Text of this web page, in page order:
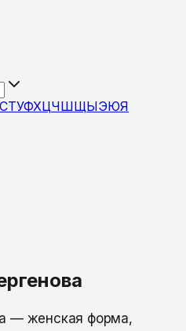
СТУФХЦЧШЩЫЭЮЯ
— женская форма,